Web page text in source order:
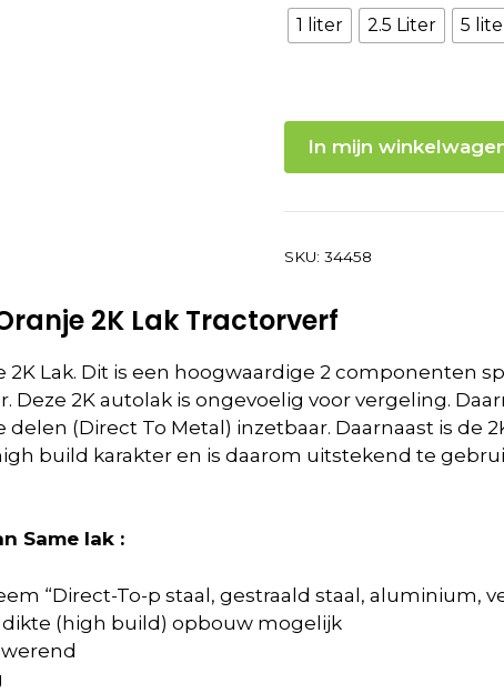
1 liter 2.5 Liter 5
In mijn
SKU: 34458
2K Lak Tractorverf
2K Lak. Dit is een hoogwaardige 2 componenten
Deze 2K autolak is ongevoelig voor vergeling.
delen (Direct To Metal) inzetbaar. Daarnaast is
build karakter en is daarom uitstekend te
Same lak :
“Direct-To-p staal, gestraald staal, aluminium,
(high build) opbouw mogelijk